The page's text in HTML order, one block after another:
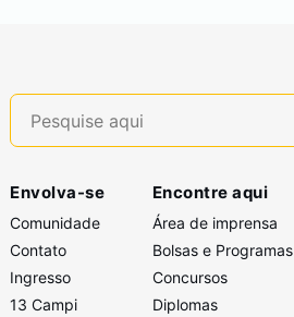
Envolva-se
Comunidade
Contato
Ingresso
13 Campi
Encontre aqui
Área de imprensa
Bolsas e Programas
Concursos
Diplomas